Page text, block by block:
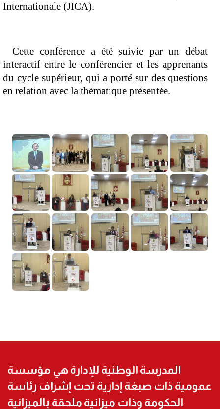
Internationale (JICA).
Cette conférence a été suivie par un débat
interactif entre le conférencier et les apprenants
du cycle supérieur, qui a porté sur des questions
en relation avec la thématique présentée.
المدرسة الوطنية للإدارة هي مؤسسة
عمومية ذات صبغة إدارية تحت إشراف رئاسة
الحكومة وذات ميزانية ملحقة بالميزانية